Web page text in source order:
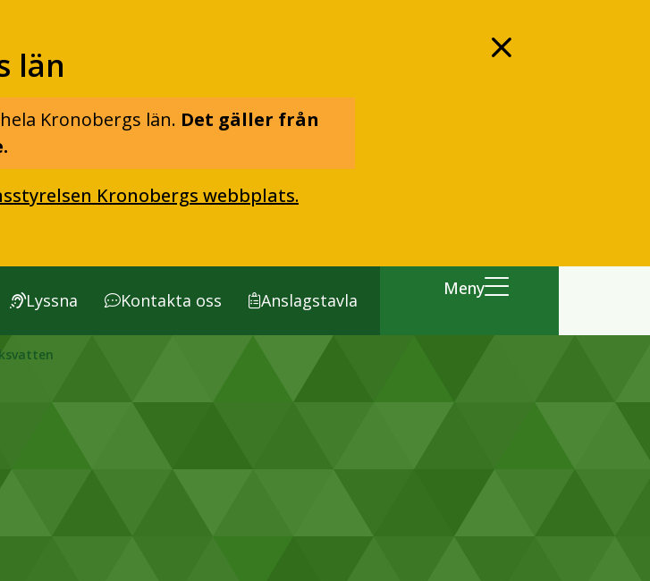
län
Kronobergs län. Det gäller från
Kronobergs webbplats.
Lyssna Kontakta oss Anslagstavla
Meny